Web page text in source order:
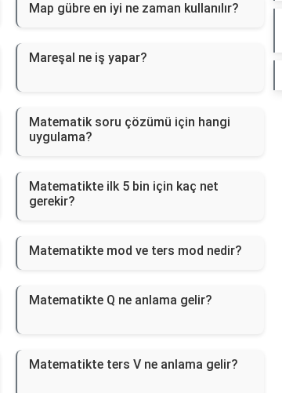
Map gübre en iyi ne zaman kullanılır?
Mareşal ne iş yapar?
Matematik soru çözümü için hangi
uygulama?
Matematikte ilk 5 bin için kaç net
gerekir?
Matematikte mod ve ters mod nedir?
Matematikte Q ne anlama gelir?
Matematikte ters V ne anlama gelir?